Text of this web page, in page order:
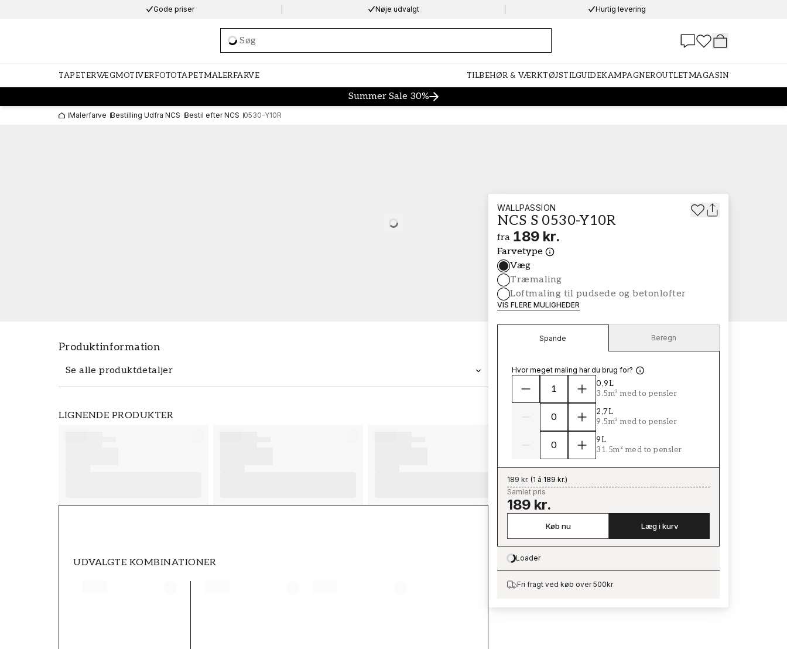
Gode priser Nøje udvalgt Hurtig levering
Loading…
TAPETERVÆGMOTIVERFOTOTAPETMALERFARVE TILBEHØR & VÆRKTØJSTILGUIDEKAMPAGNEROUTLETMAGASIN
Summer Sale 30%
Malerfarve Bestilling Udfra NCS Bestil efter NCS 0530-Y10R
Loading…
Produktinformation
Se alle produktdetaljer
LIGNENDE PRODUKTER
UDVALGTE KOMBINATIONER
WALLPASSION
NCS S 0530-Y10R
fra 189 kr.
Farvetype
Væg
Træmaling
Loftmaling til pudsede og betonlofter
VIS FLERE MULIGHEDER
Spande Beregn
Hvor meget maling har du brug for?
0,9L
3.5m² med to pensler
2,7L
9.5m² med to pensler
9L
31.5m² med to pensler
189 kr. (1 á 189 kr.)
Samlet pris
189 kr.
Køb nu Læg i kurv
Loading…
Loader
Fri fragt ved køb over 500kr